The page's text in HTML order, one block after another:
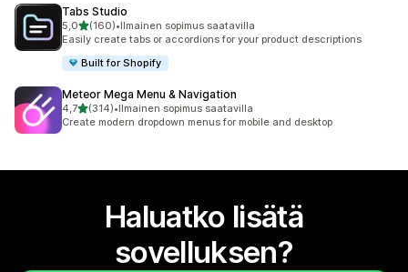
Tabs Studio
5,0/ 5 tähteä
(160)
160 arvostelua yhteensä
•Ilmainen sopimus saatavilla
Easily create tabs or accordions for your product descriptions
Built for Shopify
Meteor Mega Menu & Navigation
4,7/ 5 tähteä
(314)
314 arvostelua yhteensä
•Ilmainen sopimus saatavilla
Create modern dropdown menus for mobile and desktop
Haluatko lisätä
sovelluksen?